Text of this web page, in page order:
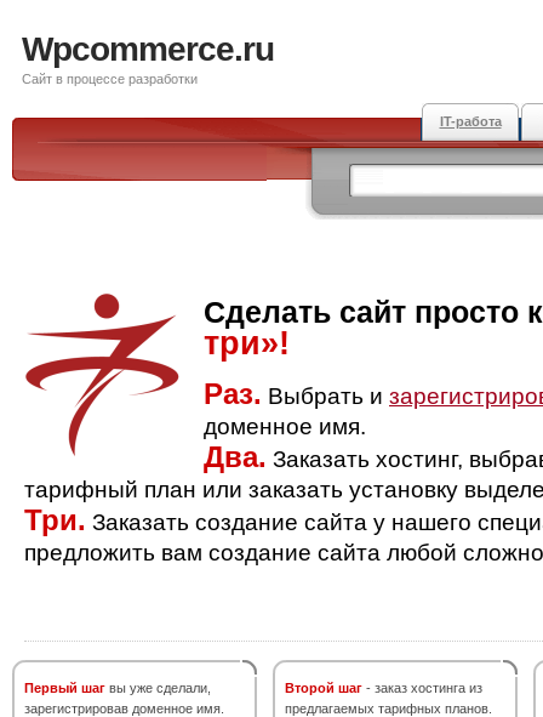
Wpcommerce.ru
Сайт в процессе разработки
IT-работа
Сделать сайт просто
три»!
Раз. Выбрать и
доменное имя.
Два. Заказать хостинг,
тарифный план или заказать установку
Три. Заказать создание сайта у нашего
предложить вам создание сайта любой
Первый шаг вы уже сделали,
зарегистрировав доменное имя.
Второй шаг - заказ хостинга из
предлагаемых тарифных планов.